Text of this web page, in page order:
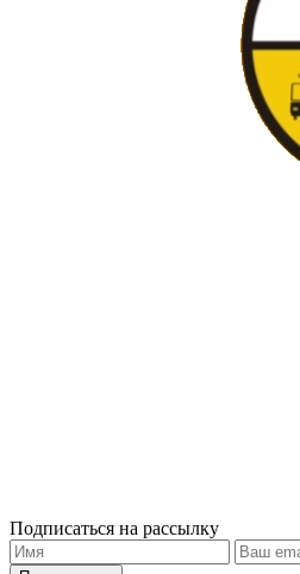
Подписаться на рассылку